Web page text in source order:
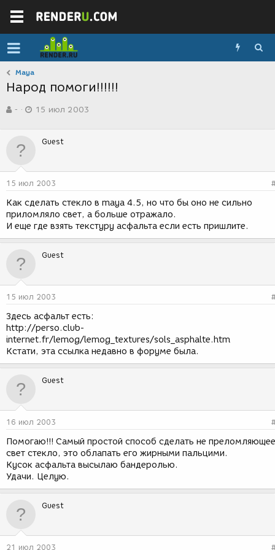
Maya
Народ помоги!!!!!!
в
р
м
-
а
д
н
и
я
15 июл 2003
Guest
15 июл 2003
Как сделать стекло в maya 4.5, но что бы оно не сильно
приломляло свет, а больше отражало.
И еще где взять текстуру асфальта если есть пришлите.
Guest
15 июл 2003
Здесь асфальт есть:
http://perso.club-
internet.fr/lemog/lemog_textures/sols_asphalte.htm
Кстати, эта ссылка недавно в форуме была.
Guest
16 июл 2003
Помогаю!!! Самый простой способ сделать не преломляющее
свет стекло, это облапать его жирными пальцими.
Кусок асфальта высылаю бандеролью.
Удачи. Целую.
Guest
21 июл 2003